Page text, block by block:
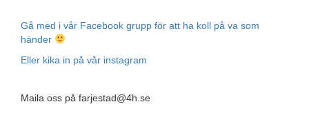
Gå med i vår Facebook grupp för att ha koll på va som
händer
Eller kika in på vår instagram
Maila oss på farjestad@4h.se